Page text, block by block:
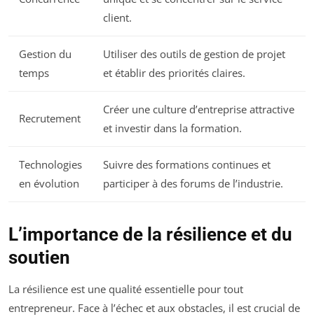
client.
Gestion du
temps
Utiliser des outils de gestion de projet
et établir des priorités claires.
Recrutement
Créer une culture d’entreprise attractive
et investir dans la formation.
Technologies
en évolution
Suivre des formations continues et
participer à des forums de l’industrie.
L’importance de la résilience et du
soutien
La résilience est une qualité essentielle pour tout
entrepreneur. Face à l’échec et aux obstacles, il est crucial de